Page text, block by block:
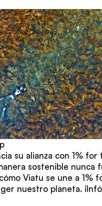
su alianza con 1% for
sostenible nunca
Viatu se une a 1%
nuestro planeta.